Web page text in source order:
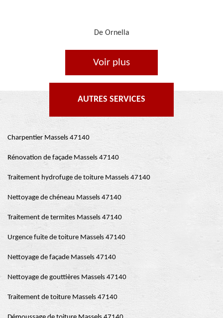
De Je cours je peins
Voir plus
AUTRES SERVICES
Charpentier Massels 47140
Rénovation de façade Massels 47140
Traitement hydrofuge de toiture Massels 47140
Nettoyage de chéneau Massels 47140
Traitement de termites Massels 47140
Urgence fuite de toiture Massels 47140
Nettoyage de façade Massels 47140
Nettoyage de gouttières Massels 47140
Traitement de toiture Massels 47140